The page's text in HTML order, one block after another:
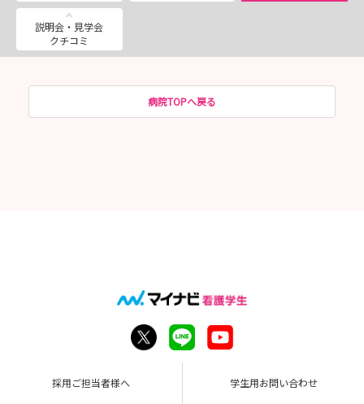
説明会・見学会
クチコミ
病院TOPへ戻る
採用ご担当者様へ 学生用お問い合わせ